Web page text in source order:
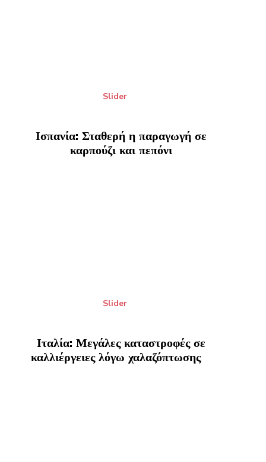
Slider
Ισπανία: Σταθερή η παραγωγή σε
καρπούζι και πεπόνι
Slider
Ιταλία: Μεγάλες καταστροφές σε
καλλιέργειες λόγω χαλαζόπτωσης